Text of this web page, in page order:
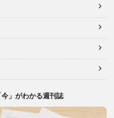
」がわかる週刊誌